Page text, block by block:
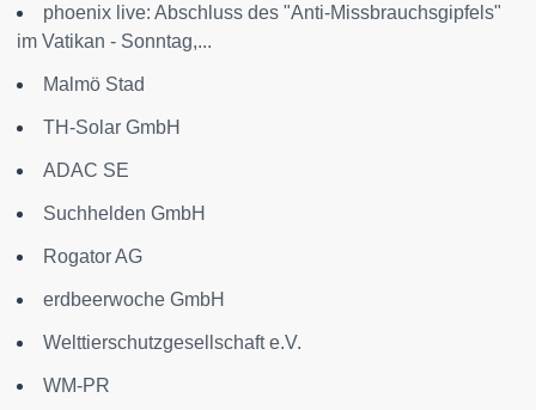
phoenix live: Abschluss des "Anti-Missbrauchsgipfels"
im Vatikan - Sonntag,...
Malmö Stad
TH-Solar GmbH
ADAC SE
Suchhelden GmbH
Rogator AG
erdbeerwoche GmbH
Welttierschutzgesellschaft e.V.
WM-PR